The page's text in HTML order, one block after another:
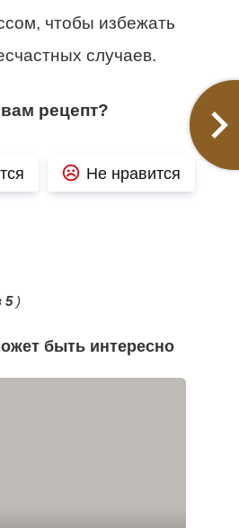
чтобы избежать
случаев.
рецепт?
Не нравится
5)
быть интересно